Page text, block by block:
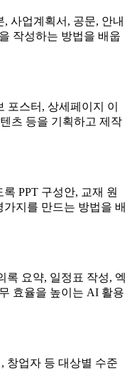
사업계획서, 공문, 안내
작성하는 방법을 배웁
포스터, 상세페이지 이
츠 등을 기획하고 제작
PPT 구성안, 교재 원
지를 만드는 방법을 배
록 요약, 일정표 작성, 엑
효율을 높이는 AI 활용
창업자 등 대상별 수준